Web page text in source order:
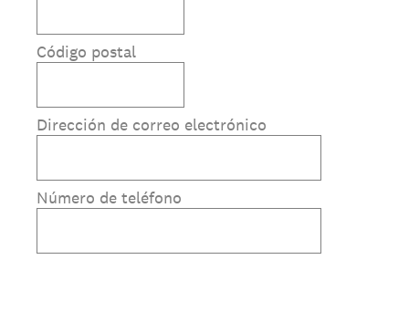
Código postal
Dirección de correo electrónico
Número de teléfono